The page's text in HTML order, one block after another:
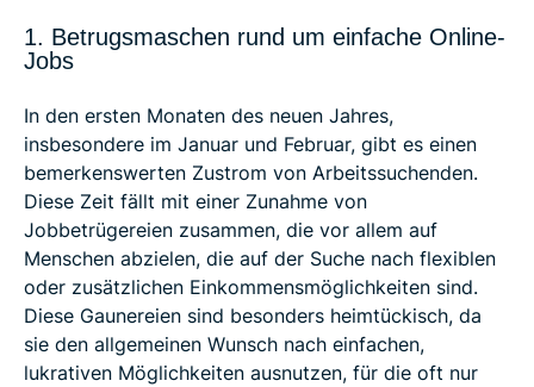
1. Betrugsmaschen rund um einfache Online-
Jobs
In den ersten Monaten des neuen Jahres,
insbesondere im Januar und Februar, gibt es einen
bemerkenswerten Zustrom von Arbeitssuchenden.
Diese Zeit fällt mit einer Zunahme von
Jobbetrügereien zusammen, die vor allem auf
Menschen abzielen, die auf der Suche nach flexiblen
oder zusätzlichen Einkommensmöglichkeiten sind.
Diese Gaunereien sind besonders heimtückisch, da
sie den allgemeinen Wunsch nach einfachen,
lukrativen Möglichkeiten ausnutzen, für die oft nur